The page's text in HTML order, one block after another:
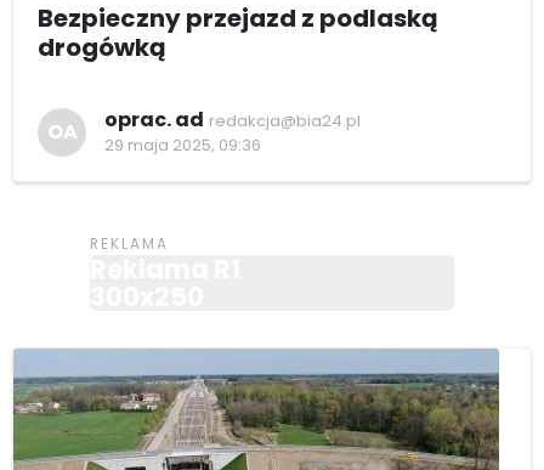
Bezpieczny przejazd z podlaską
drogówką
OA oprac. ad redakcja@bia24.pl
29 maja 2025, 09:36